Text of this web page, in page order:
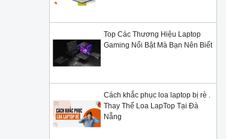
Top Các Thương Hiệu Laptop
Gaming Nổi Bật Mà Bạn Nên Biết
Cách khắc phục loa laptop bị rè .
Thay Thế Loa LapTop Tại Đà
Nẵng